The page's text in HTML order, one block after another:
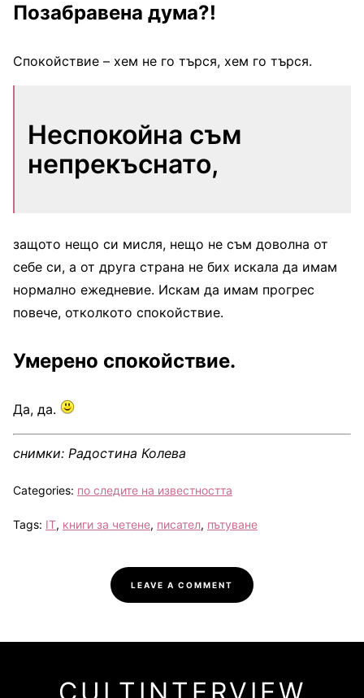
Позабравена дума?!
Спокойствие – хем не го търся, хем го търся.
Неспокойна съм
непрекъснато,
защото нещо си мисля, нещо не съм доволна от
себе си, а от друга страна не бих искала да имам
нормално ежедневие. Искам да имам прогрес
повече, отколкото спокойствие.
Умерено спокойствие.
Да, да.
снимки: Радостина Колева
Categories: по следите на известността
Tags: IT, книги за четене, писател, пътуване
LEAVE A COMMENT